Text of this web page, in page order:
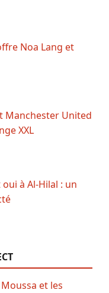
Noa Lang et
Manchester United
XXL
à Al-Hilal : un
et les